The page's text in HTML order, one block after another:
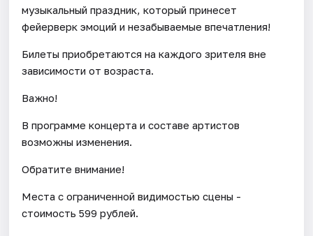
музыкальный праздник, который принесет
фейерверк эмоций и незабываемые впечатления!
Билеты приобретаются на каждого зрителя вне
зависимости от возраста.
Важно!
В программе концерта и составе артистов
возможны изменения.
Обратите внимание!
Места с ограниченной видимостью сцены -
стоимость 599 рублей.